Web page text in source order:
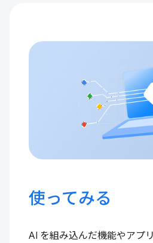
使ってみる
AI を組み込んだ機能やアプ